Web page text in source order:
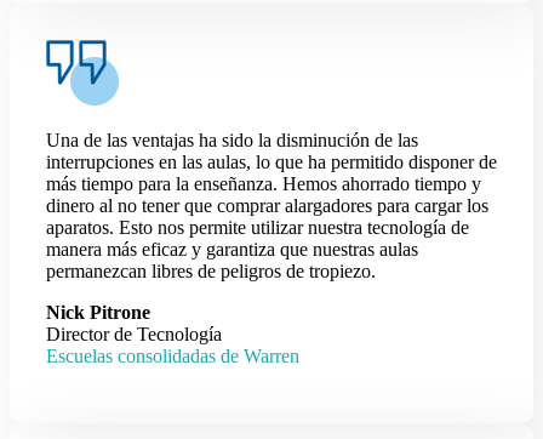
Una de las ventajas ha sido la disminución de las
interrupciones en las aulas, lo que ha permitido disponer de
más tiempo para la enseñanza. Hemos ahorrado tiempo y
dinero al no tener que comprar alargadores para cargar los
aparatos. Esto nos permite utilizar nuestra tecnología de
manera más eficaz y garantiza que nuestras aulas
permanezcan libres de peligros de tropiezo.
Nick Pitrone
Director de Tecnología
Escuelas consolidadas de Warren